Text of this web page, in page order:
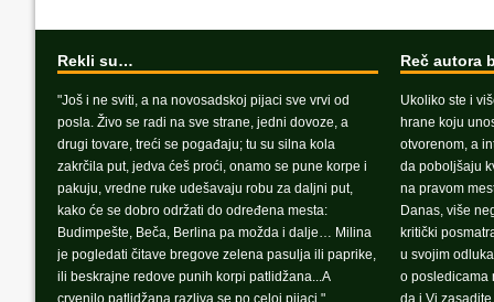
Rekli su…
"Još i ne sviti, a na novosadskoj pijaci sve vrvi od
posla. Živo se radi na sve strane, jedni dovoze, a
drugi tovare, treći se pogađaju; tu su silna kola
zakrčila put, jedva ćeš proći, onamo se pune korpe i
pakuju, vredne ruke udešavaju robu za daljni put,
kako će se dobro održati do određena mesta:
Budimpešte, Beča, Berlina pa možda i dalje… Milina
je pogledati čitave bregove zelena pasulja ili paprike,
ili beskrajne redove punih korpi patlidžana...A
crvenilo patlidžana razliva se po celoj pijaci."
Reč autora
Ukoliko ste i
hrane koju
otvorenom, a
da poboljšaju
na pravom
Danas, više
kritički
u svojim
o posledicama
da i Vi